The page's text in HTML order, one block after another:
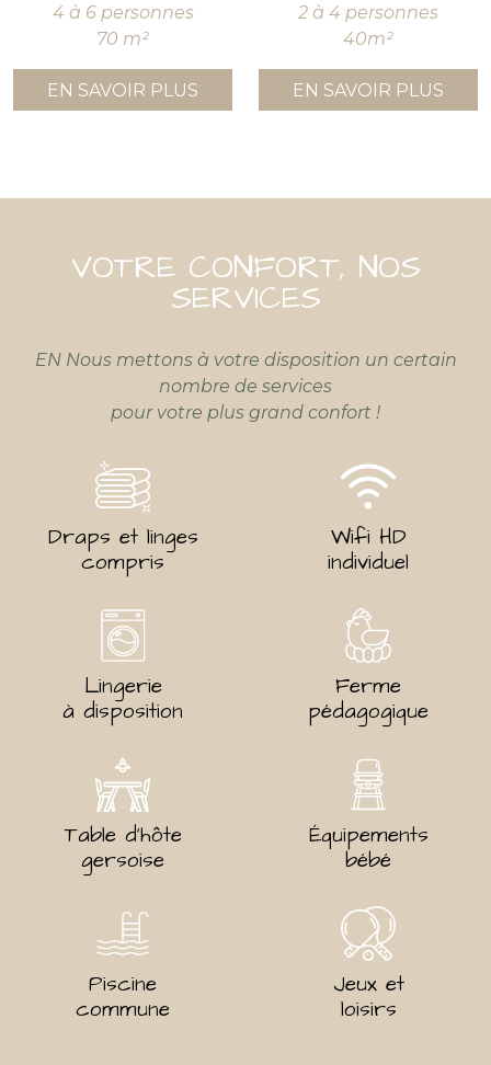
4 à 6 personnes
70 m²
EN SAVOIR PLUS
2 à 4 personnes
40m²
EN SAVOIR PLUS
VOTRE CONFORT, NOS
SERVICES
EN Nous mettons à votre disposition un certain
nombre de services
pour votre plus grand confort !
Draps et linges
compris
Wifi HD
individuel
Lingerie
à disposition
Ferme
pédagogique
Table d’hôte
gersoise
Équipements
bébé
Piscine
commune
Jeux et
loisirs